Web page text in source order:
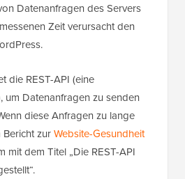
Datenanfragen des Servers
Zeit verursacht den
die REST-API (eine
um Datenanfragen zu senden
diese Anfragen zu lange
zurWebsite-Gesundheit
mit dem Titel „Die REST-API